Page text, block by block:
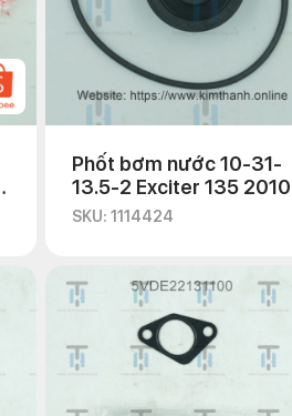
Phốt bơm nước 10-31-
13.5-2 Exciter 135 2010
SKU: 1114424